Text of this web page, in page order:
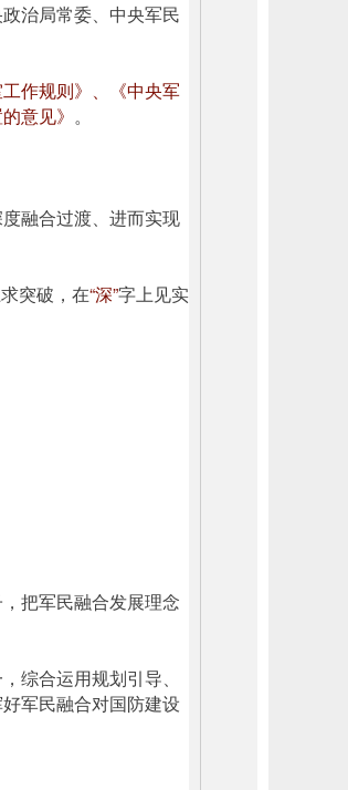
治局常委、中央军民
作规则》、《中央军
意见》 。
融合过渡、进而实现
突破，在“深”字上见实
把军民融合发展理念
综合运用规划引导、
军民融合对国防建设